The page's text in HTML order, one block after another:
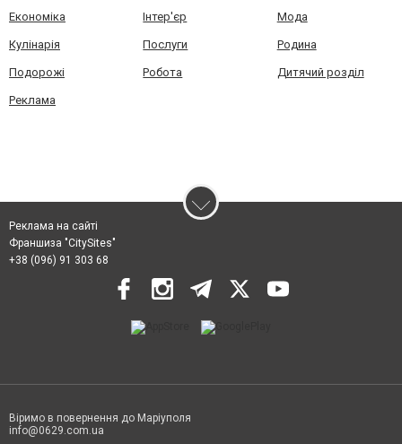
Економіка Інтер'єр Мода
Кулінарія Послуги Родина
Подорожі Робота Дитячий розділ
Реклама
Реклама на сайті
Франшиза "CitySites"
+38 (096) 91 303 68
Віримо в повернення до Маріуполя
info@0629.com.ua